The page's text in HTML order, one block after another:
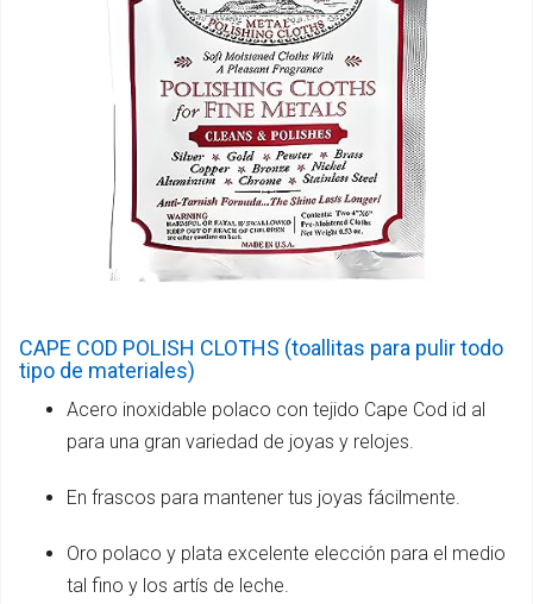
CAPE COD POLISH CLOTHS (toallitas para pulir todo
tipo de materiales)
Acero inoxidable polaco con tejido Cape Cod id al
para una gran variedad de joyas y relojes.
En frascos para mantener tus joyas fácilmente.
Oro polaco y plata excelente elección para el medio
tal fino y los artís de leche.